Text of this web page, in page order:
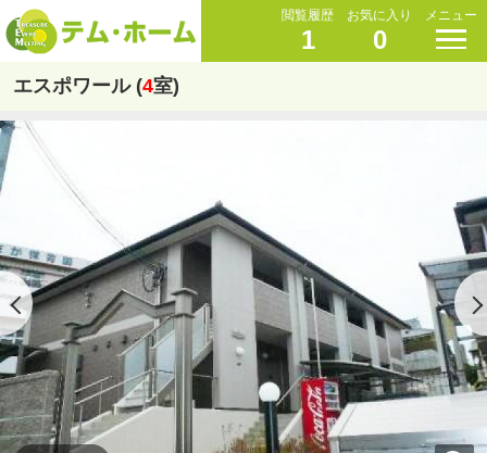
閲覧履歴
1
お気に入り
0
メニュー
エスポワール (4室)